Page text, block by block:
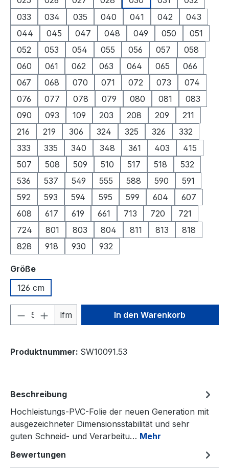
033
034 035 040 041 042
043
044
045 047 048 049 050
051
052
053 054 055 056 057
058
060
061 062 063 064 065
066
067
068 070 071 072 073
074
076
077 078 079 080 081
083
090
093 109 203 208 209
211
216
219 306 324 325 326
332
333
335 340 348 361 403
415
507
508 509 510 517 518
532
536
537 549 555 588 590
591
592
593 594 595 599 604
607
608
617 619 661 713 720
721
724
801 803 804 811 813
818
828
918 930 932
Größeauswählen
126 cm
Produkt Anzahl: Gib den
lfm In den Warenkorb
Produktnummer: SW10091.53
Beschreibung
Hochleistungs-PVC-Folie der neuen Generation mit
ausgezeichneter Dimensionsstabilität und sehr
guten Schneid- und Verarbeitu… Mehr
Bewertungen